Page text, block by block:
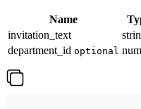
Name
invitation_text
department_id optional